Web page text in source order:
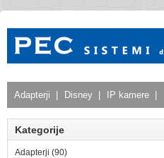
Adapterji Disney IP kamere
Kategorije
Adapterji (90)